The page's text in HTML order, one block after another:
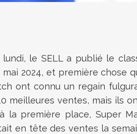
le SELL a publié le
mai 2024, et première
ont connu un regain
meilleures ventes, mais ils
la première place, Super
en tête des ventes la